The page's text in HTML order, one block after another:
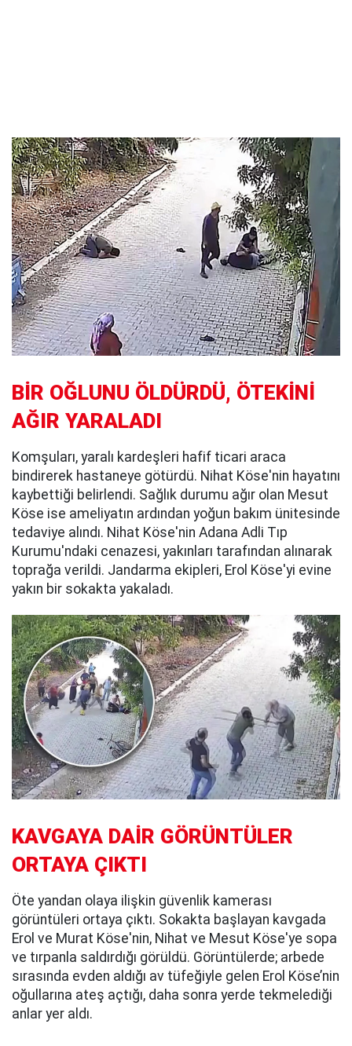
BİR OĞLUNU ÖLDÜRDÜ, ÖTEKİNİ
AĞIR YARALADI
Komşuları, yaralı kardeşleri hafif ticari araca
bindirerek hastaneye götürdü. Nihat Köse'nin hayatını
kaybettiği belirlendi. Sağlık durumu ağır olan Mesut
Köse ise ameliyatın ardından yoğun bakım ünitesinde
tedaviye alındı. Nihat Köse'nin Adana Adli Tıp
Kurumu'ndaki cenazesi, yakınları tarafından alınarak
toprağa verildi. Jandarma ekipleri, Erol Köse'yi evine
yakın bir sokakta yakaladı.
KAVGAYA DAİR GÖRÜNTÜLER
ORTAYA ÇIKTI
Öte yandan olaya ilişkin güvenlik kamerası
görüntüleri ortaya çıktı. Sokakta başlayan kavgada
Erol ve Murat Köse'nin, Nihat ve Mesut Köse'ye sopa
ve tırpanla saldırdığı görüldü. Görüntülerde; arbede
sırasında evden aldığı av tüfeğiyle gelen Erol Köse’nin
oğullarına ateş açtığı, daha sonra yerde tekmelediği
anlar yer aldı.